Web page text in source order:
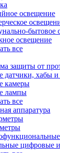
освещение
бытовое
освещение
все
защиты от
датчики, хабы и
камеры
лампы
все
аппаратура
цифровые